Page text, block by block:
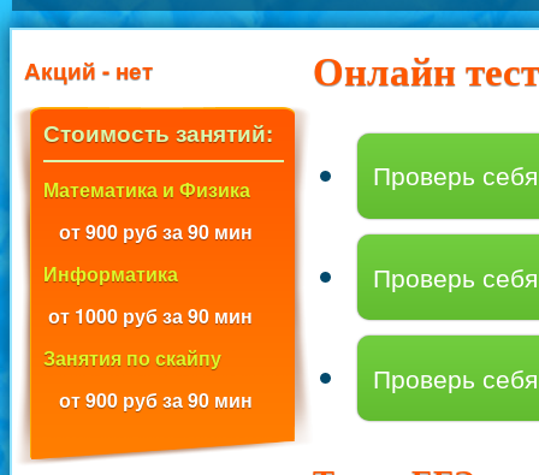
Акций - нет
Стоимость занятий:
Математика и Физика
от 900 руб за 90 мин
Информатика
от 1000 руб за 90 мин
Занятия по скайпу
от 900 руб за 90 мин
Онлайн
Проверь
Проверь
Проверь